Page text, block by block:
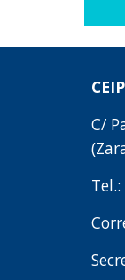
CEIP
C/